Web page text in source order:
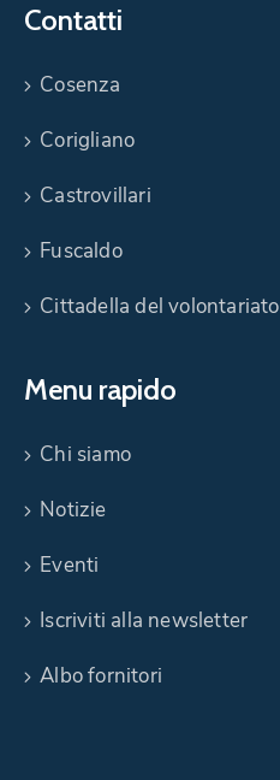
Contatti
Cosenza
Corigliano
Castrovillari
Fuscaldo
Cittadella del volontariato
Menu rapido
Chi siamo
Notizie
Eventi
Iscriviti alla newsletter
Albo fornitori